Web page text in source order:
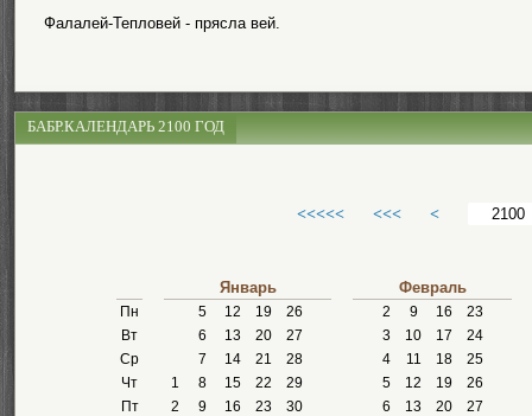
Фалалей-Тепловей - прясла вей.
БАБР.КАЛЕНДАРЬ 2100 ГОД
<<<<< <<< <
Пн
Вт
Ср
Чт
Пт
Январь
5 12 19
26
6
13 20
27
7
14 21
28
1
8 15 22
29
2
9 16 23
30
Февраль
2 9 16
23
3
10 17
24
4
11 18
25
5
12 19
26
6
13 20
27